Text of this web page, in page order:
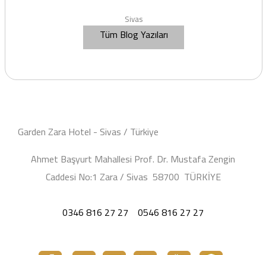
Sivas
Tüm Blog Yazıları
Garden Zara Hotel - Sivas / Türkiye
Ahmet Başyurt Mahallesi Prof. Dr. Mustafa Zengin
Caddesi No:1 Zara / Sivas 58700 TÜRKİYE
0346 816 27 27 0546 816 27 27